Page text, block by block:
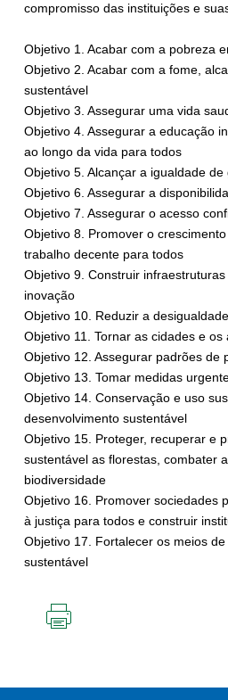
compromisso das instituições e
Objetivo 1. Acabar com a pobreza
Objetivo 2. Acabar com a fome,
sustentável
Objetivo 3. Assegurar uma vida
Objetivo 4. Assegurar a educação
ao longo da vida para todos
Objetivo 5. Alcançar a igualdade
Objetivo 6. Assegurar a
Objetivo 7. Assegurar o acesso
Objetivo 8. Promover o
trabalho decente para todos
Objetivo 9. Construir
inovação
Objetivo 10. Reduzir a
Objetivo 11. Tornar as cidades e
Objetivo 12. Assegurar padrões de
Objetivo 13. Tomar medidas
Objetivo 14. Conservação e uso
desenvolvimento sustentável
Objetivo 15. Proteger, recuperar e
sustentável as florestas, combater
biodiversidade
Objetivo 16. Promover sociedades
à justiça para todos e construir
Objetivo 17. Fortalecer os meios
sustentável